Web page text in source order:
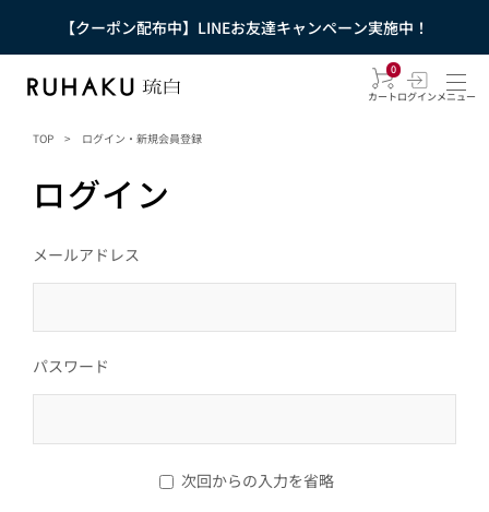
【クーポン配布中】LINEお友達キャンペーン実施中！
0
カートログインメニュー
TOP > ログイン・新規会員登録
ログイン
メールアドレス
パスワード
次回からの入力を省略